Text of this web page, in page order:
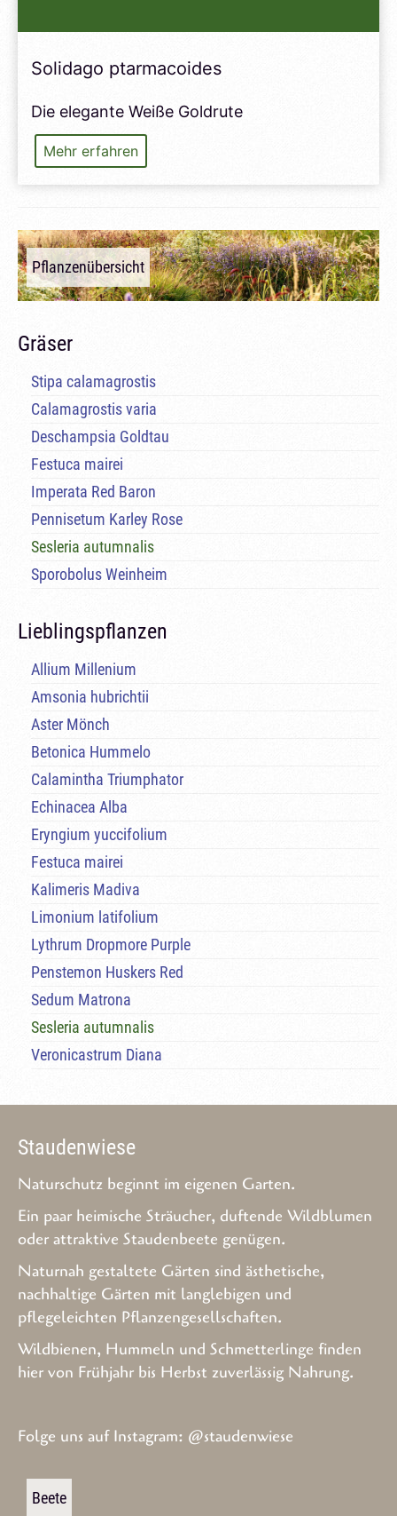
Solidago ptarmacoides
Die elegante Weiße Goldrute
Mehr erfahrenSolidago
ptarmacoides
Pflanzenübersicht
Gräser
Stipa calamagrostis
Calamagrostis varia
Deschampsia Goldtau
Festuca mairei
Imperata Red Baron
Pennisetum Karley Rose
Sesleria autumnalis
Sporobolus Weinheim
Lieblingspflanzen
Allium Millenium
Amsonia hubrichtii
Aster Mönch
Betonica Hummelo
Calamintha Triumphator
Echinacea Alba
Eryngium yuccifolium
Festuca mairei
Kalimeris Madiva
Limonium latifolium
Lythrum Dropmore Purple
Penstemon Huskers Red
Sedum Matrona
Sesleria autumnalis
Veronicastrum Diana
Staudenwiese
Naturschutz beginnt im eigenen Garten.
Ein paar heimische Sträucher, duftende Wildblumen
oder attraktive Staudenbeete genügen.
Naturnah gestaltete Gärten sind ästhetische,
nachhaltige Gärten mit langlebigen und
pflegeleichten Pflanzengesellschaften.
Wildbienen, Hummeln und Schmetterlinge finden
hier von Frühjahr bis Herbst zuverlässig Nahrung.
Folge uns auf Instagram: @staudenwiese
Beete